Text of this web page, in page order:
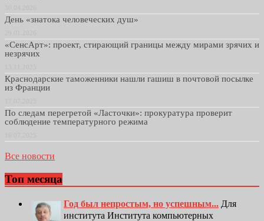
День «знатока человеческих душ»
«СенсАрт»: проект, стирающий границы между мирами зрячих и
незрячих
Краснодарские таможенники нашли гашиш в почтовой посылке
из Франции
По следам перегретой «Ласточки»: прокуратура проверит
соблюдение температурного режима
Все новости
Топ месяца
Год был непростым, но успешным... Для
института Института компьютерных